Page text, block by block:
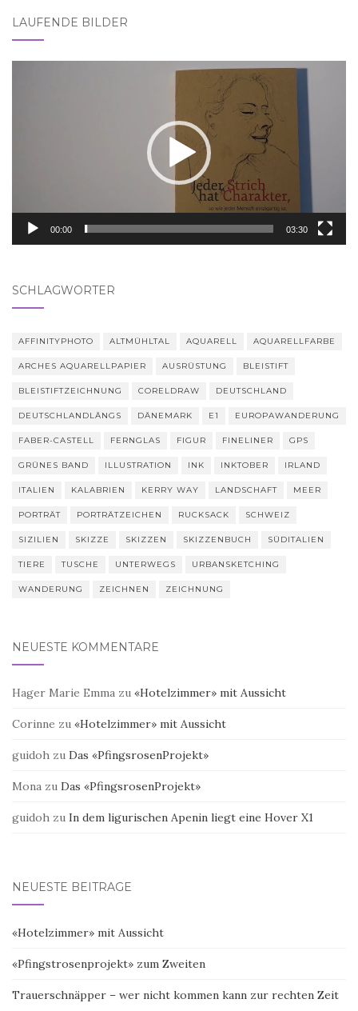
LAUFENDE BILDER
00:00 03:30
SCHLAGWÖRTER
AFFINITYPHOTO ALTMÜHLTAL AQUARELL AQUARELLFARBE
ARCHES AQUARELLPAPIER AUSRÜSTUNG BLEISTIFT
BLEISTIFTZEICHNUNG CORELDRAW DEUTSCHLAND
DEUTSCHLANDLÄNGS DÄNEMARK E1 EUROPAWANDERUNG
FABER-CASTELL FERNGLAS FIGUR FINELINER GPS
GRÜNES BAND ILLUSTRATION INK INKTOBER IRLAND
ITALIEN KALABRIEN KERRY WAY LANDSCHAFT MEER
PORTRÄT PORTRÄTZEICHEN RUCKSACK SCHWEIZ
SIZILIEN SKIZZE SKIZZEN SKIZZENBUCH SÜDITALIEN
TIERE TUSCHE UNTERWEGS URBANSKETCHING
WANDERUNG ZEICHNEN ZEICHNUNG
NEUESTE KOMMENTARE
Hager Marie Emma zu «Hotelzimmer» mit Aussicht
Corinne zu «Hotelzimmer» mit Aussicht
guidoh zu Das «PfingsrosenProjekt»
Mona zu Das «PfingsrosenProjekt»
guidoh zu In dem ligurischen Apenin liegt eine Hover X1
NEUESTE BEITRÄGE
«Hotelzimmer» mit Aussicht
«Pfingstrosenprojekt» zum Zweiten
Trauerschnäpper – wer nicht kommen kann zur rechten Zeit